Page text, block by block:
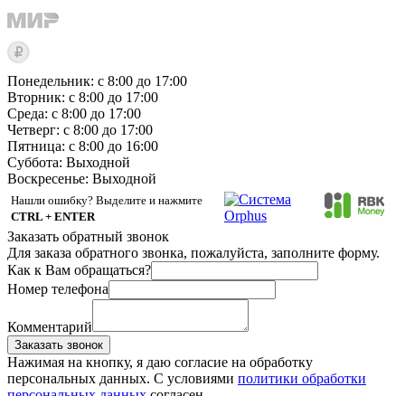
Понедельник: с 8:00 до 17:00
Вторник: с 8:00 до 17:00
Среда: с 8:00 до 17:00
Четверг: с 8:00 до 17:00
Пятница: с 8:00 до 16:00
Суббота: Выходной
Воскресенье: Выходной
Нашли ошибку? Выделите и нажмите
CTRL + ENTER
Заказать обратный звонок
Для заказа обратного звонка, пожалуйста, заполните форму.
Как к Вам обращаться?
Номер телефона
Комментарий
Заказать звонок
Нажимая на кнопку, я даю согласие на обработку
персональных данных. С условиями политики обработки